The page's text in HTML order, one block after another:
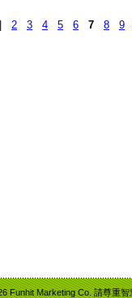
2 3 4 5 6 7 8 9
Funhit Marketing Co. 請尊重